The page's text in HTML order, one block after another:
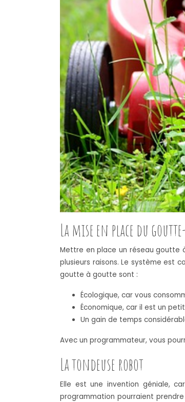
La mise en place du
Mettre en place un réseau goutte
plusieurs raisons. Le système est
goutte à goutte sont :
Écologique, car vous
Économique, car il est un
Un gain de temps
Avec un programmateur, vous
La tondeuse robot
Elle est une invention géniale,
programmation pourraient prendre